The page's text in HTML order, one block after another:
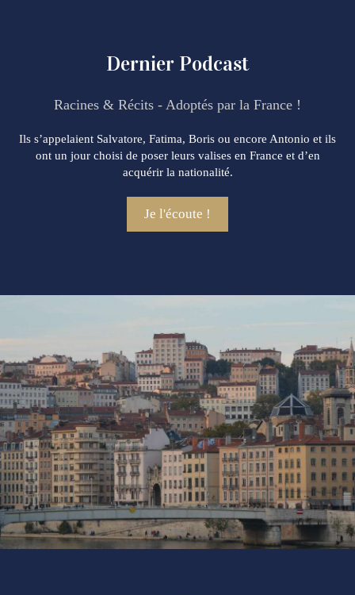
Dernier Podcast
Racines & Récits - Adoptés par la France !
Ils s’appelaient Salvatore, Fatima, Boris ou encore Antonio et ils
ont un jour choisi de poser leurs valises en France et d’en
acquérir la nationalité.
Je l'écoute !